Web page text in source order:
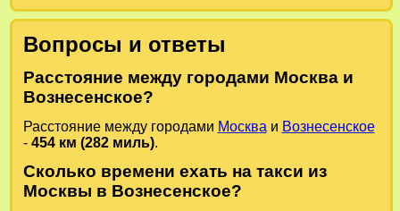
Вопросы и ответы
Расстояние между городами Москва и
Вознесенское?
Расстояние между городами Москва и Вознесенское
- 454 км (282 миль).
Сколько времени ехать на такси из
Москвы в Вознесенское?